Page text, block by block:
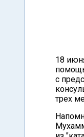
18
с
трех